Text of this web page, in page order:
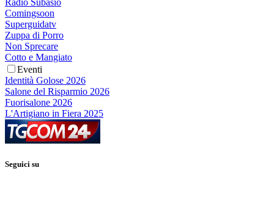
Radio Subasio
Comingsoon
Superguidatv
Zuppa di Porro
Non Sprecare
Cotto e Mangiato
Eventi
Identità Golose 2026
Salone del Risparmio 2026
Fuorisalone 2026
L'Artigiano in Fiera 2025
Seguici su